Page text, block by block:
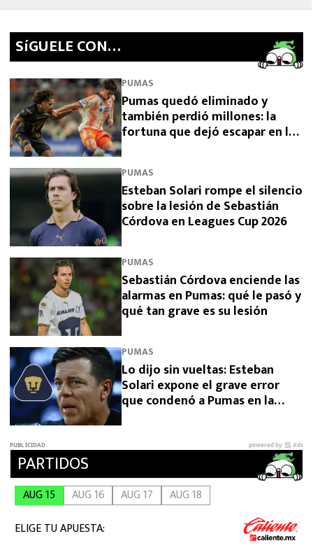
SíGUELE CON…
PUMAS
Pumas quedó eliminado y
también perdió millones: la
fortuna que dejó escapar en la
PUMAS
Esteban Solari rompe el silencio
sobre la lesión de Sebastián
Córdova en Leagues Cup 2026
PUMAS
Sebastián Córdova enciende las
alarmas en Pumas: qué le pasó y
qué tan grave es su lesión
PUMAS
Lo dijo sin vueltas: Esteban
Solari expone el grave error
que condenó a Pumas en la